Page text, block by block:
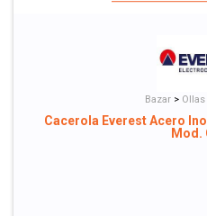
Bazar >Ollas
Cacerola Everest Acero
Mod.